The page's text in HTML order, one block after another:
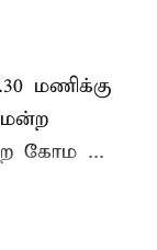
மணிக்கு
கோம ...